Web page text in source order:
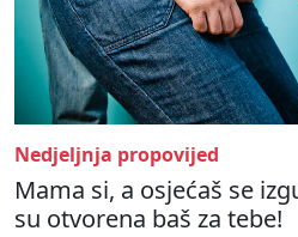
Nedjeljnja propovijed
Mama si, a osjećaš se
su otvorena baš za tebe!